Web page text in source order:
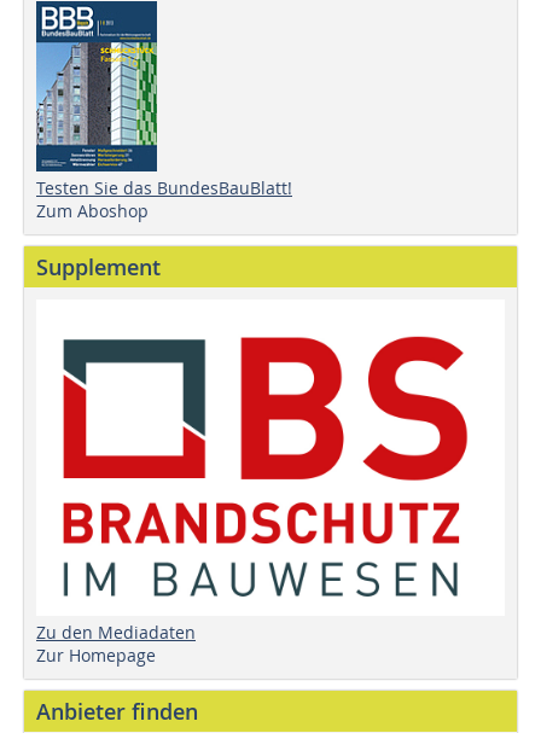
Testen Sie das BundesBauBlatt!
Zum Aboshop
Supplement
Zu den Mediadaten
Zur Homepage
Anbieter finden